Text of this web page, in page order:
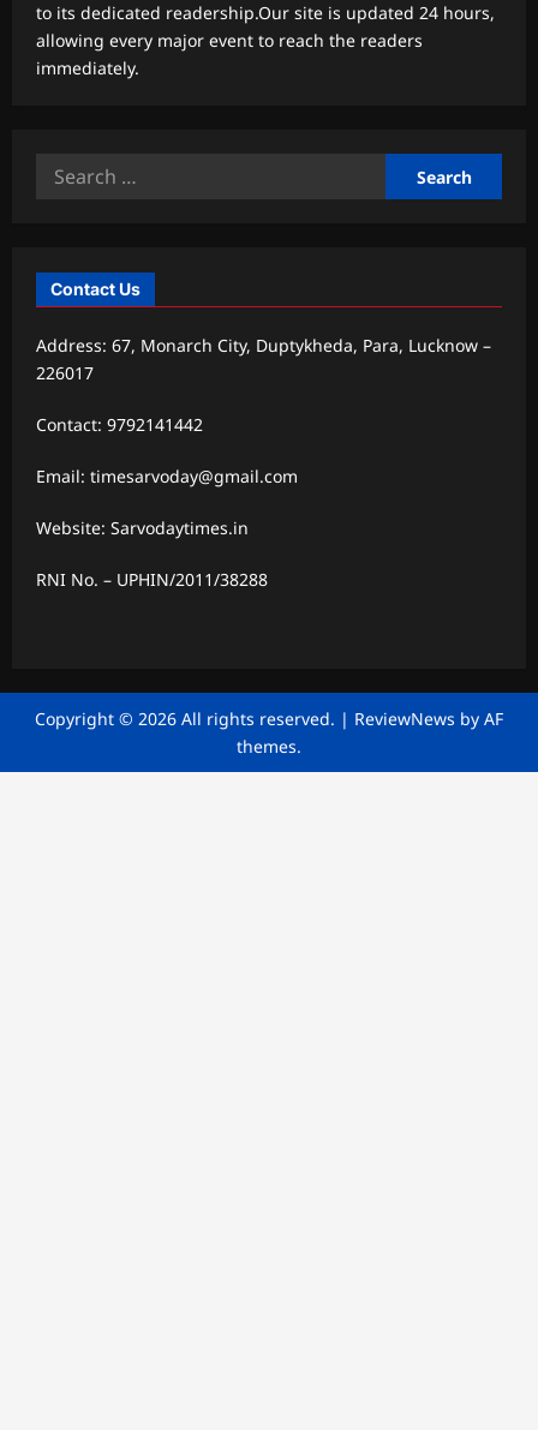
to its dedicated readership.Our site is updated 24 hours,
allowing every major event to reach the readers
immediately.
Search
Contact Us
Address: 67, Monarch City, Duptykheda, Para, Lucknow –
226017
Contact: 9792141442
Email: timesarvoday@gmail.com
Website: Sarvodaytimes.in
RNI No. – UPHIN/2011/38288
Copyright © 2026 All rights reserved. | ReviewNews by AF
themes.